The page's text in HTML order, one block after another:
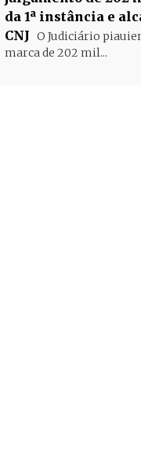
da 1ª instância e
CNJ O Judiciário
marca de 202 mil...